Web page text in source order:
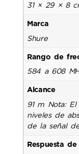
31 × 29 × 8
Marca
Shure
Rango de
584 a 608
Alcance
91 m Nota:
niveles de
de la señal
Respuesta